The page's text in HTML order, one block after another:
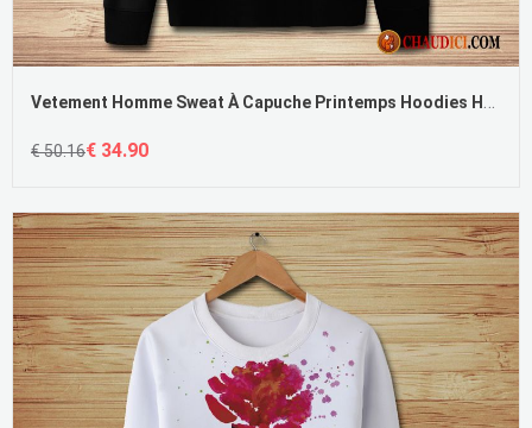
Vetement Homme Sweat À Capuche Printemps Hoodies Homme Tendance Pullovers Pas Cher
€ 50.16€ 34.90